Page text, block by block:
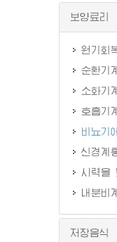
보양료리
원기회
순환기
소화기
호흡기
비뇨기
신경계
시력을
내분비
저장음식